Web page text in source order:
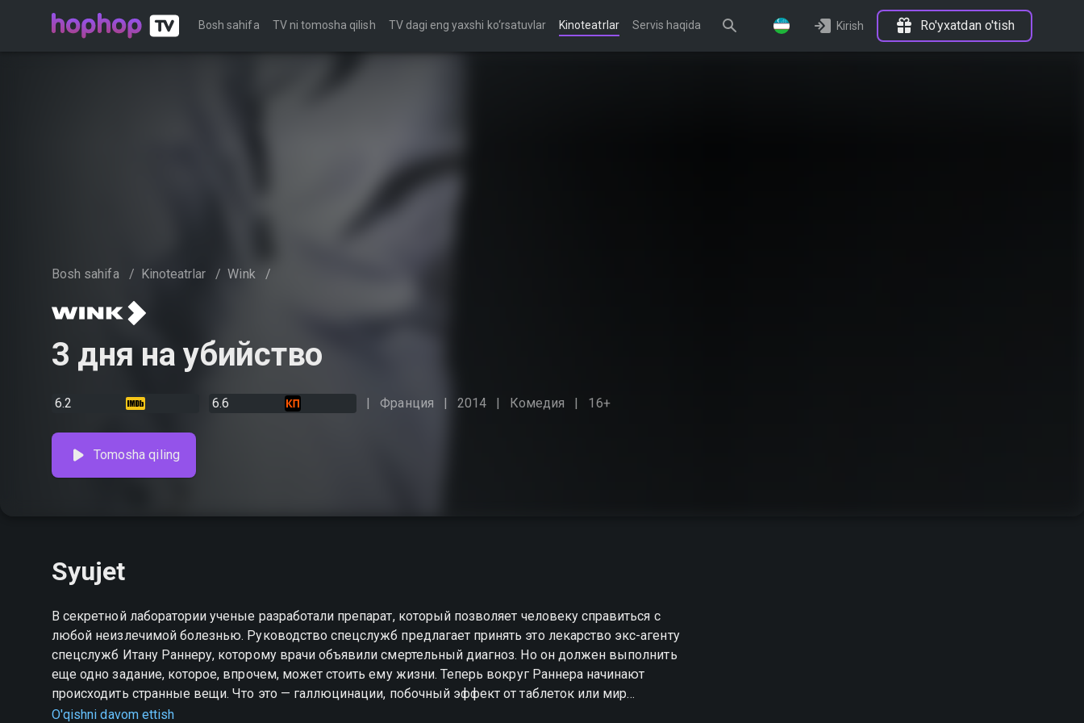
Bosh sahifa TV ni tomosha qilish TV dagi eng yaxshi ko‘rsatuvlar Kinoteatrlar Servis haqida Kirish Ro'yxatdan o'tish
Bosh sahifa / Kinoteatrlar / Wink /
3 дня на убийство
6.2 6.6 Франция 2014 Комедия 16+
Tomosha qiling
Syujet
В секретной лаборатории ученые разработали препарат, который позволяет человеку справиться с
любой неизлечимой болезнью. Руководство спецслужб предлагает принять это лекарство экс-агенту
спецслужб Итану Раннеру, которому врачи объявили смертельный диагноз. Но он должен выполнить
еще одно задание, которое, впрочем, может стоить ему жизни. Теперь вокруг Раннера начинают
происходить странные вещи. Что это — галлюцинации, побочный эффект от таблеток или мир
действительно полон ужаса и кошмара?
O'qishni davom ettish